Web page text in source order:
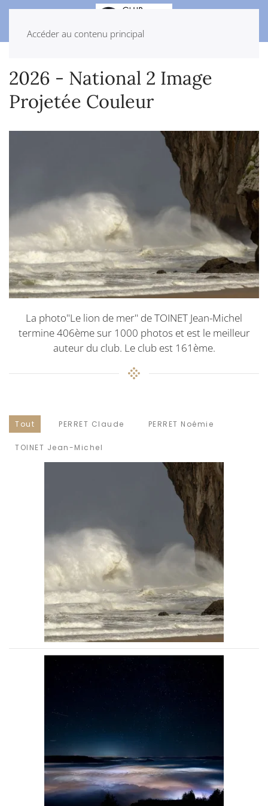
Accéder au contenu principal
2026 - National 2 Image
Projetée Couleur
La photo"Le lion de mer" de TOINET Jean-Michel
termine 406ème sur 1000 photos et est le meilleur
auteur du club. Le club est 161ème.
Tout PERRET Claude PERRET Noémie
TOINET Jean-Michel
Voir la photo
Voir la photo